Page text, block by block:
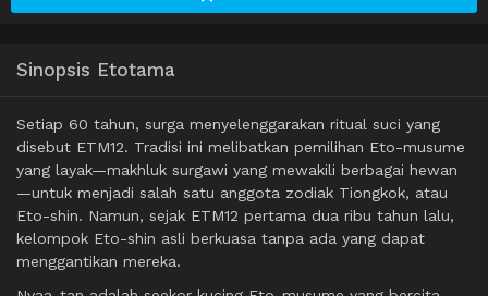
Sinopsis Etotama
Setiap 60 tahun, surga menyelenggarakan ritual suci yang
disebut ETM12. Tradisi ini melibatkan pemilihan Eto-musume
yang layak—makhluk surgawi yang mewakili berbagai hewan
—untuk menjadi salah satu anggota zodiak Tiongkok, atau
Eto-shin. Namun, sejak ETM12 pertama dua ribu tahun lalu,
kelompok Eto-shin asli berkuasa tanpa ada yang dapat
menggantikan mereka.